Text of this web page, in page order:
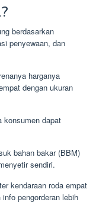
berdasarkan
penyewaan, dan
harganya
dengan ukuran
konsumen dapat
bahan bakar (BBM)
sendiri.
kendaraan roda empat
pengorderan lebih